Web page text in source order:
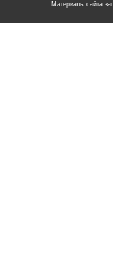
Материалы сайта